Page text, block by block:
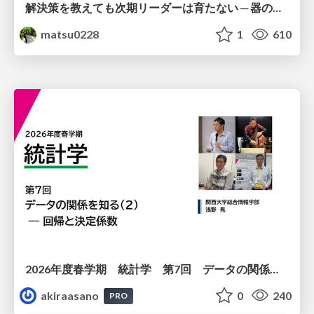
解決策を教えても次期リーダーは育たない ─ 器の発達に伴走するために / Partnering with leaders in their vertical development
matsu0228
1 610
akiraasano
PRO 0 240